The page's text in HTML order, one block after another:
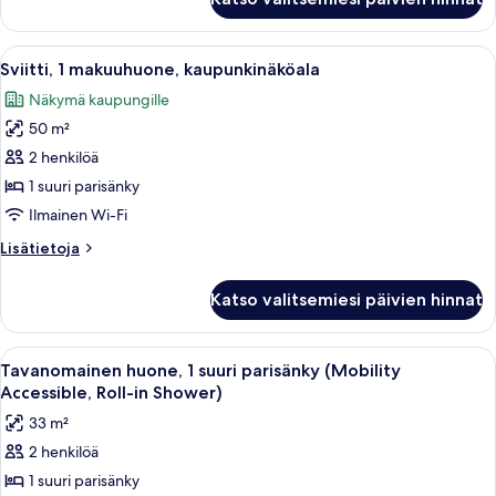
1
makuuhuone
Avaa
kaikki
huonetyypin
Sviitti,
1
makuuhuone,
kaupunkinäköala
Aula, jossa on kaksi nojatuolia,
14
Sviitti, 1 makuuhuone, kaupunkinäköala
Näkymä kaupungille
50 m²
2 henkilöä
1 suuri parisänky
Ilmainen Wi-Fi
Lisätietoja
Lisätietoja
makuuhuone,
kaupunkinäköala
Katso valitsemiesi päivien hinnat
Avaa
kaikki
huonetyypin
Tavanomainen
huone,
1
Hotellihuone, jossa on sänky,
6
Tavanomainen huone, 1 suuri parisänky (Mobility
Accessible, Roll-in Shower)
33 m²
2 henkilöä
1 suuri parisänky